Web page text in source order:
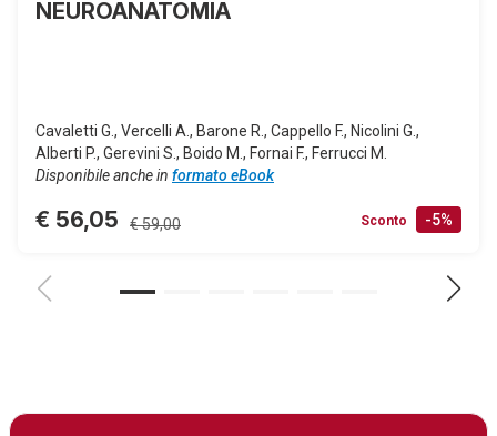
NEUROANATOMIA
Cavaletti G., Vercelli A., Barone R., Cappello F., Nicolini G.,
Alberti P., Gerevini S., Boido M., Fornai F., Ferrucci M.
Disponibile anche in formato eBook
€ 56,05 € 59,00 Sconto -5%